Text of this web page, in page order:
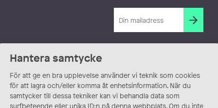
Hantera samtycke
För att ge en bra upplevelse använder vi teknik som cookies
för att lagra och/eller komma åt enhetsinformation. När du
samtycker till dessa tekniker kan vi behandla data som
surfbeteende eller unika ID:n på denna webbplats. Om du inte